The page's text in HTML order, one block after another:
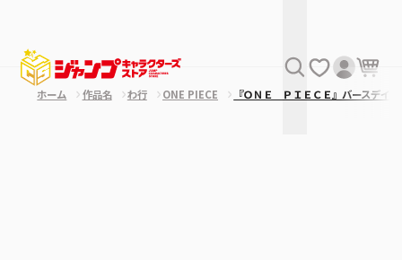
ホーム 作品名 わ行 ONE PIECE 『ＯＮＥ ＰＩＥＣＥ』バースデ